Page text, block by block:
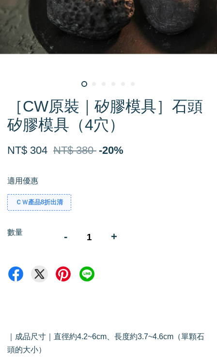
［CW原裝｜矽膠模具］石頭
矽膠模具（4穴）
NT$ 304 NT$ 380 -20%
適用優惠
ＣＷ產品8折出清
數量 - +
｜成品尺寸｜直徑約4.2~6cm、長度約3.7~4.6cm（單顆石
頭的大小）